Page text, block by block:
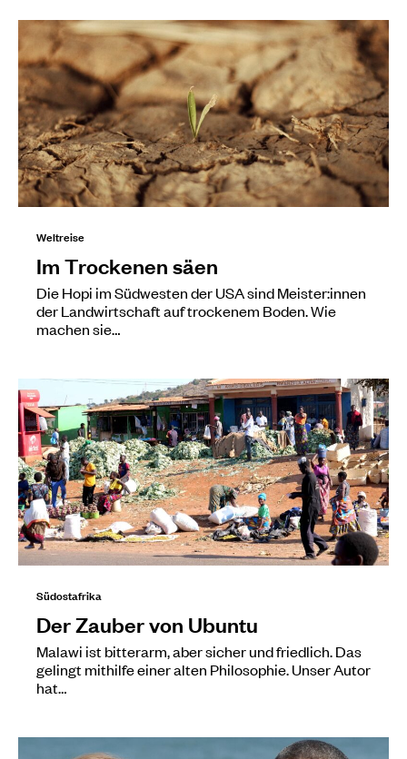
Weltreise
Im Trockenen säen
Die Hopi im Südwesten der USA sind Meister:innen
der Landwirtschaft auf trockenem Boden. Wie
machen sie…
Südostafrika
Der Zauber von Ubuntu
Malawi ist bitterarm, aber sicher und friedlich. Das
gelingt mithilfe einer alten Philosophie. Unser Autor
hat…